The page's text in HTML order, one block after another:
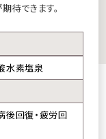
待できます。
水素塩泉
後回復・疲労回